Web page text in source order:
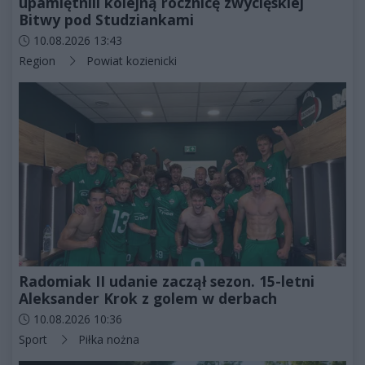
Bitwy pod Studziankami
Data dodania artykułu:
10.08.2026 13:43
Kategorie artykułu:
Region Powiat kozienicki
Radomiak II udanie zaczął sezon. 15-letni
Aleksander Krok z golem w derbach
Data dodania artykułu:
10.08.2026 10:36
Kategorie artykułu:
Sport Piłka nożna